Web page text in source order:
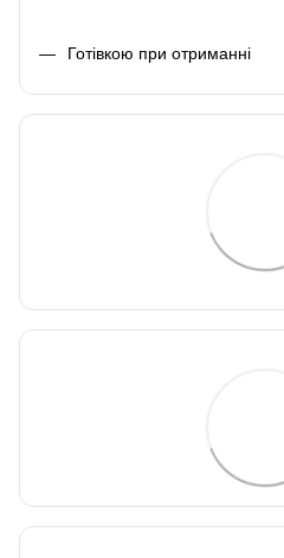
Готівкою при отриманні